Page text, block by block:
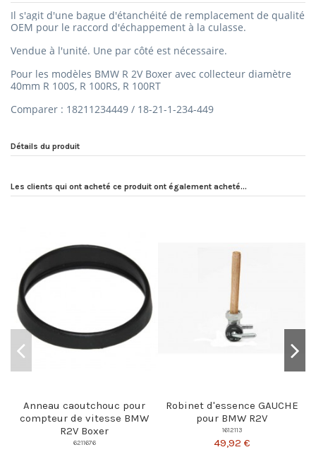
Il s'agit d'une bague d'étanchéité de remplacement de qualité
OEM pour le raccord d'échappement à la culasse.
Vendue à l'unité. Une par côté est nécessaire.
Pour les modèles BMW R 2V Boxer avec collecteur diamètre
40mm R 100S, R 100RS, R 100RT
Comparer : 18211234449 / 18-21-1-234-449
Détails du produit
Les clients qui ont acheté ce produit ont également acheté...
Anneau caoutchouc pour
compteur de vitesse BMW
R2V Boxer
6211676
Robinet d'essence GAUCHE
pour BMW R2V
1612113
49,92 €